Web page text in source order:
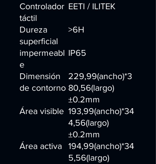
Controlador
táctil
EETI / ILITEK
Dureza
superficial
>6H
impermeabl
e
IP65
Dimensión
de contorno
229,99(ancho)*3
80,56(largo)
±0.2mm
Área visible 193,99(ancho)*34
4,56(largo)
±0.2mm
Área activa
194,99(ancho)*34
5,56(largo)